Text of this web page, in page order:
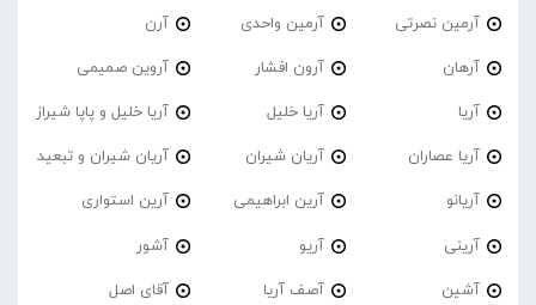
آرمین نصرتی آرمین واحدی آرن
آرهان آرون افشار آروین صمیمی
آریا آریا خلیل آریا خلیل و پاپا شیراز
آریا عصاران آریان شیران آریان شیران و تبعید
آریانو آرین ابراهیمی آرین استواری
آرینی آریو آشور
آشین آصف آریا آقای اصل